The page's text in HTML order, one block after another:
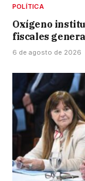
POLÍTICA
Oxígeno
fiscales
6 de agosto de 2026